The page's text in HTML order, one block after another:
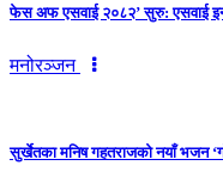
फेस अफ एसवाई २०८२’ सुरु: एसवाई
मनोरञ्जन
सुर्खेतका मनिष गहतराजको नयाँ भजन